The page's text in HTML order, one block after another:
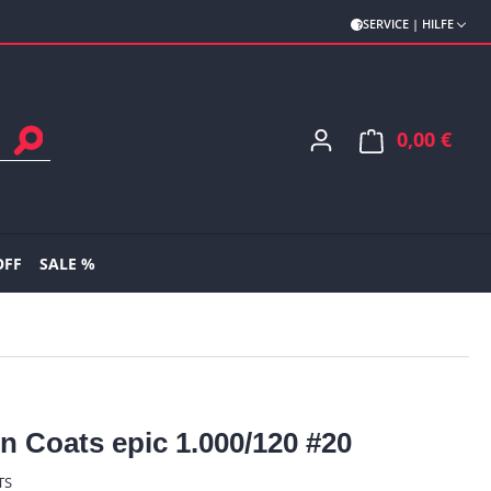
SERVICE | HILFE
0,00 €
SALE %
Coats epic 1.000/120 #20